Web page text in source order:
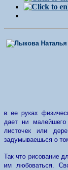
в ее руках
дает ни малейшего
листочек или
задумываешься о
Так что рисование
им любоваться.